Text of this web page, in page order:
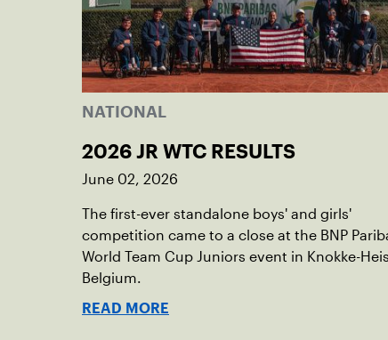
NATIONAL
2026 JR WTC RESULTS
June 02, 2026
The first-ever standalone boys' and girls'
competition came to a close at the BNP
World Team Cup Juniors event in Knokke-
Belgium.
READ MORE